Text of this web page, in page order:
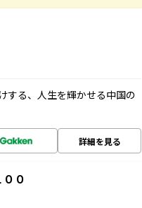
する、人生を輝かせる中国の
詳細を見る
０